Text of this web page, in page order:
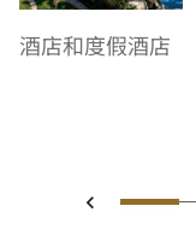
酒店和度假酒店
上一页
1